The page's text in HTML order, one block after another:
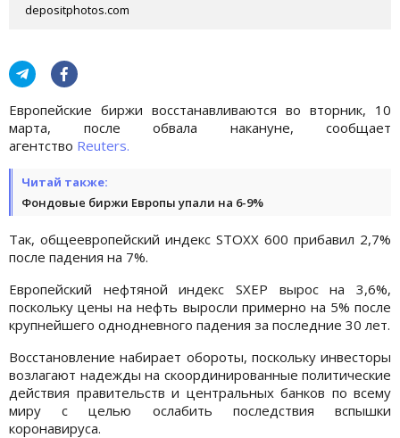
depositphotos.com
Европейские биржи восстанавливаются во вторник, 10
марта, после обвала накануне, сообщает
агентство Reuters.
Читай также:
Фондовые биржи Европы упали на 6-9%
Так, общеевропейский индекс STOXX 600 прибавил 2,7%
после падения на 7%.
Европейский нефтяной индекс SXEP вырос на 3,6%,
поскольку цены на нефть выросли примерно на 5% после
крупнейшего однодневного падения за последние 30 лет.
Восстановление набирает обороты, поскольку инвесторы
возлагают надежды на скоординированные политические
действия правительств и центральных банков по всему
миру с целью ослабить последствия вспышки
коронавируса.